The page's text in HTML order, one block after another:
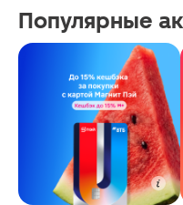
Популярные